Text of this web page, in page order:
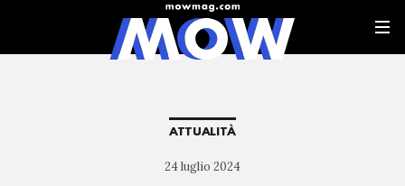
ATTUALITÀ
24 luglio 2024